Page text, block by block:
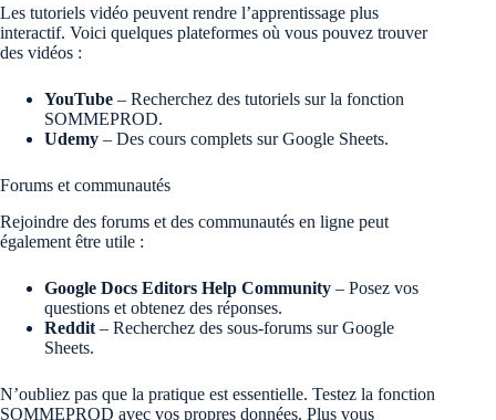
Les tutoriels vidéo peuvent rendre l’apprentissage plus
interactif. Voici quelques plateformes où vous pouvez trouver
des vidéos :
YouTube – Recherchez des tutoriels sur la fonction
SOMMEPROD.
Udemy – Des cours complets sur Google Sheets.
Forums et communautés
Rejoindre des forums et des communautés en ligne peut
également être utile :
Google Docs Editors Help Community – Posez vos
questions et obtenez des réponses.
Reddit – Recherchez des sous-forums sur Google
Sheets.
N’oubliez pas que la pratique est essentielle. Testez la fonction
SOMMEPROD avec vos propres données. Plus vous